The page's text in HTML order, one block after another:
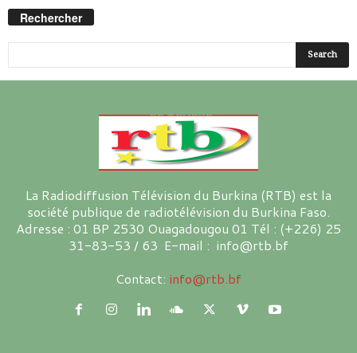
Rechercher
La Radiodiffusion Télévision du Burkina (RTB) est la
société publique de radiotélévision du Burkina Faso.
Adresse : 01 BP 2530 Ouagadougou 01 Tél : (+226) 25
31-83-53 / 63 E-mail : info@rtb.bf
Contact: info@rtb.bf